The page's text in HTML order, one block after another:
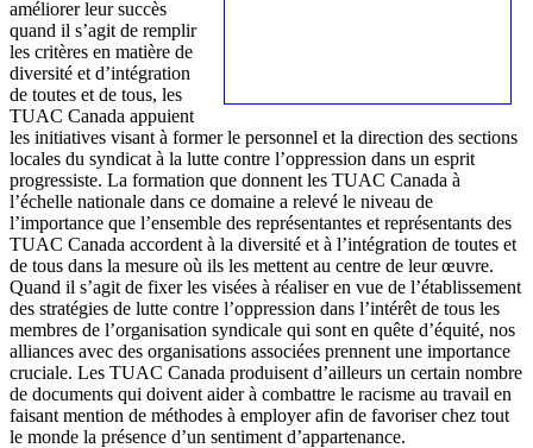
améliorer leur succès
quand il s’agit de remplir
les critères en matière de
diversité et d’intégration
de toutes et de tous, les
TUAC Canada appuient
les initiatives visant à former le personnel et la direction des sections
locales du syndicat à la lutte contre l’oppression dans un esprit
progressiste. La formation que donnent les TUAC Canada à
l’échelle nationale dans ce domaine a relevé le niveau de
l’importance que l’ensemble des représentantes et représentants des
TUAC Canada accordent à la diversité et à l’intégration de toutes et
de tous dans la mesure où ils les mettent au centre de leur œuvre.
Quand il s’agit de fixer les visées à réaliser en vue de l’établissement
des stratégies de lutte contre l’oppression dans l’intérêt de tous les
membres de l’organisation syndicale qui sont en quête d’équité, nos
alliances avec des organisations associées prennent une importance
cruciale. Les TUAC Canada produisent d’ailleurs un certain nombre
de documents qui doivent aider à combattre le racisme au travail en
faisant mention de méthodes à employer afin de favoriser chez tout
le monde la présence d’un sentiment d’appartenance.